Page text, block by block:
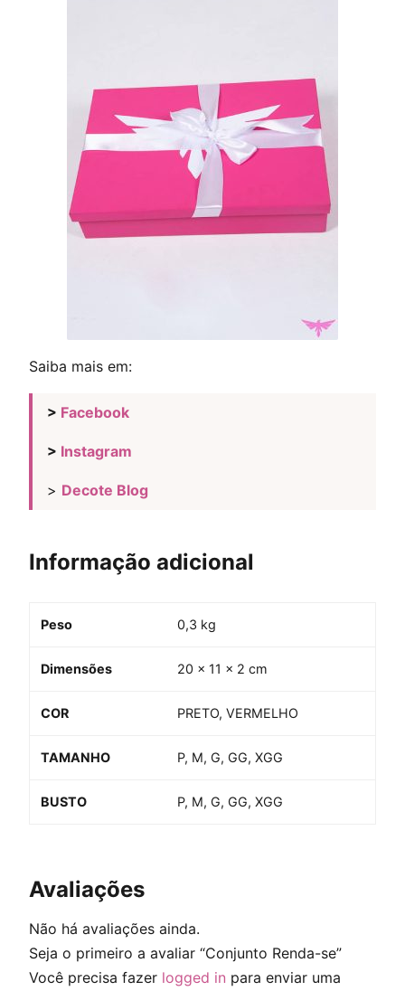
Saiba mais em:
> Facebook
> Instagram
> Decote Blog
Informação adicional
Peso 0,3 kg
Dimensões 20 × 11 × 2 cm
COR PRETO, VERMELHO
TAMANHO P, M, G, GG, XGG
BUSTO P, M, G, GG, XGG
Avaliações
Não há avaliações ainda.
Seja o primeiro a avaliar “Conjunto Renda-se”
Você precisa fazer logged in para enviar uma